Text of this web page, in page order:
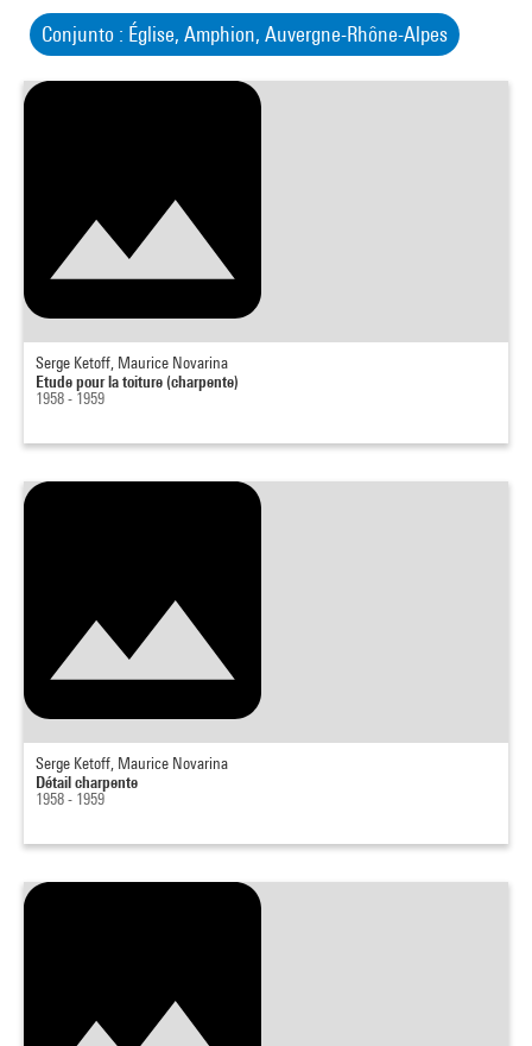
Conjunto : Église, Amphion, Auvergne-Rhône-Alpes
Serge Ketoff, Maurice Novarina
Etude pour la toiture (charpente)
1958 - 1959
Serge Ketoff, Maurice Novarina
Détail charpente
1958 - 1959